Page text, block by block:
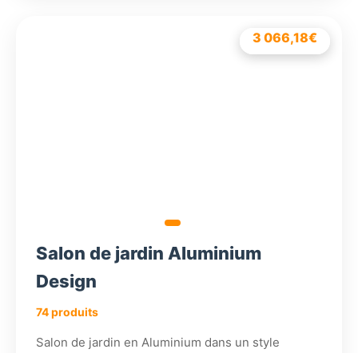
1 128,18€
3 066,18€
897,78€
Salon de jardin Aluminium
Design
74 produits
Salon de jardin en Aluminium dans un style